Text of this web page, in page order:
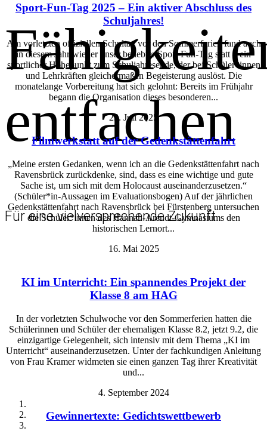
entfachen
Für eine vielversprechende Zukunft
Sport-Fun-Tag 2025 – Ein aktiver Abschluss des
Schuljahres!
Am vorletzten offiziellen Schultag vor den Sommerferien fand auch
in diesem Jahr wieder unser beliebter Sport-Fun-Tag statt – ein
sportlicher Höhepunkt zum Schuljahresende, der bei Schüler*innen
und Lehrkräften gleichermaßen Begeisterung auslöst. Die
monatelange Vorbereitung hat sich gelohnt: Bereits im Frühjahr
begann die Organisation dieses besonderen...
23. Juli 2025
Filmwerkstatt auf der Gedenkstättenfahrt
„Meine ersten Gedanken, wenn ich an die Gedenkstättenfahrt nach
Ravensbrück zurückdenke, sind, dass es eine wichtige und gute
Sache ist, um sich mit dem Holocaust auseinanderzusetzen.“
(Schüler*in-Aussagen im Evaluationsbogen) Auf der jährlichen
Gedenkstättenfahrt nach Ravensbrück bei Fürstenberg untersuchen
die Schüler*innen des Hannah-Arendt-Gymnasiums den
historischen Lernort...
16. Mai 2025
KI im Unterricht: Ein spannendes Projekt der
Klasse 8 am HAG
In der vorletzten Schulwoche vor den Sommerferien hatten die
Schülerinnen und Schüler der ehemaligen Klasse 8.2, jetzt 9.2, die
einzigartige Gelegenheit, sich intensiv mit dem Thema „KI im
Unterricht“ auseinanderzusetzen. Unter der fachkundigen Anleitung
von Frau Kramer widmeten sie einen ganzen Tag ihrer Kreativität
und...
4. September 2024
Gewinnertexte: Gedichtswettbewerb